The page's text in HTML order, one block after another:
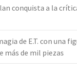
conquista a la
de E.T. con una
más de mil piezas